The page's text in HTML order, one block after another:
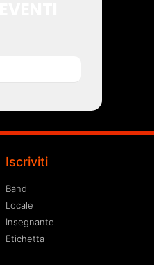
Iscriviti
Band
Locale
Insegnante
Etichetta